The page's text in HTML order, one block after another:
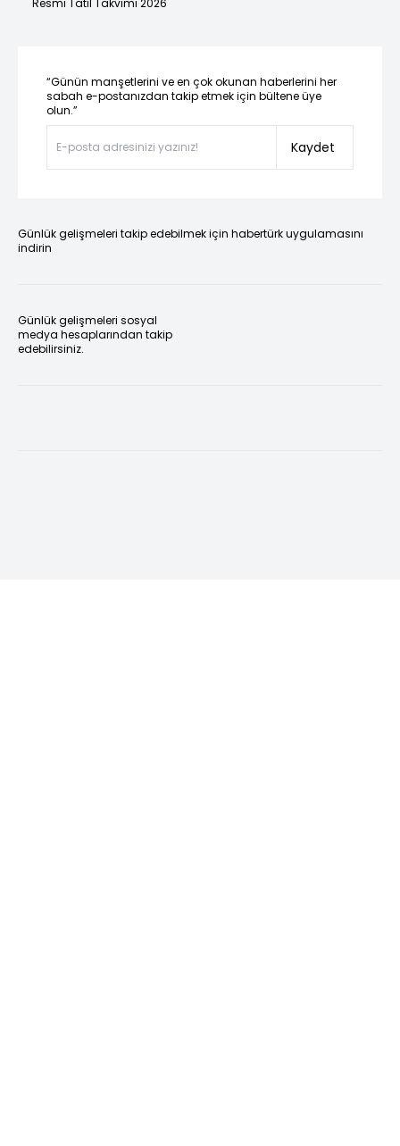
Resmi Tatil Takvimi 2026
“Günün manşetlerini ve en çok okunan haberlerini her
sabah e-postanızdan takip etmek için bültene üye
olun.”
Kaydet
Günlük gelişmeleri takip edebilmek için habertürk uygulamasını
indirin
Günlük gelişmeleri sosyal
medya hesaplarından takip
edebilirsiniz.